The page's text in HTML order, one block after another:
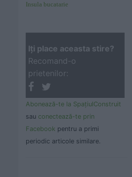
Insula bucatarie
Iţi place aceasta stire?
Recomand-o
prietenilor:
Abonează-te la SpaţiulConstruit
sau conectează-te prin
Facebook pentru a primi
periodic articole similare.